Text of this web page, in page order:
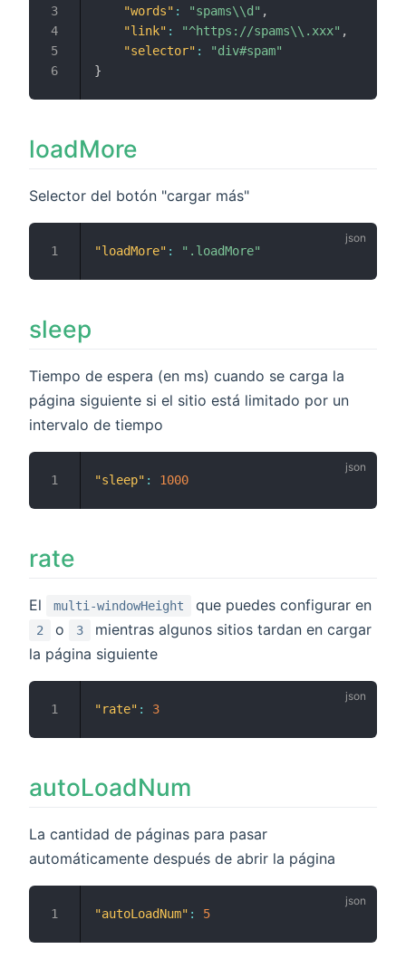
"words" : "spams\\d" ,
"link" : "^https://spams\\.xxx" ,
"selector" :
"div#spam"
}
loadMore
Selector del botón "cargar más"
"loadMore" : ".loadMore"
sleep
Tiempo de espera (en ms) cuando se carga la
página siguiente si el sitio está limitado por un
intervalo de tiempo
"sleep" : 1000
rate
El multi-windowHeight que puedes configurar en
2 o 3
mientras algunos sitios tardan en cargar
la página siguiente
"rate" : 3
autoLoadNum
La cantidad de páginas para pasar
automáticamente después de abrir la página
"autoLoadNum" : 5